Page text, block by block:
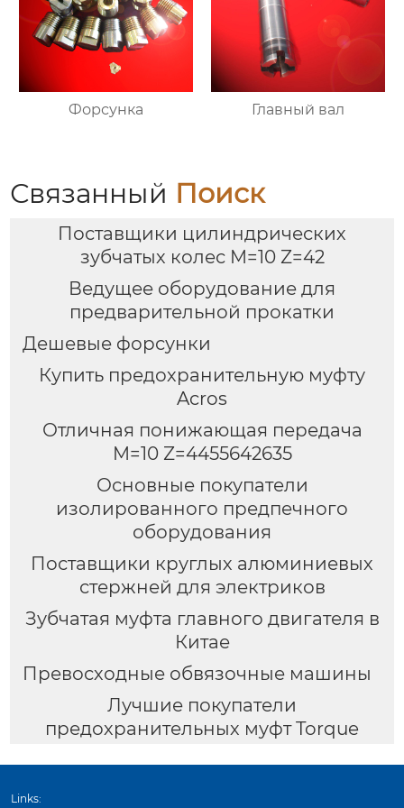
Форсунка Главный вал
Связанный Поиск
Поставщики цилиндрических
зубчатых колес M=10 Z=42
Ведущее оборудование для
предварительной прокатки
Дешевые форсунки
Купить предохранительную муфту
Acros
Отличная понижающая передача
M=10 Z=4455642635
Основные покупатели
изолированного предпечного
оборудования
Поставщики круглых алюминиевых
стержней для электриков
Зубчатая муфта главного двигателя в
Китае
Превосходные обвязочные машины
Лучшие покупатели
предохранительных муфт Torque
Links: